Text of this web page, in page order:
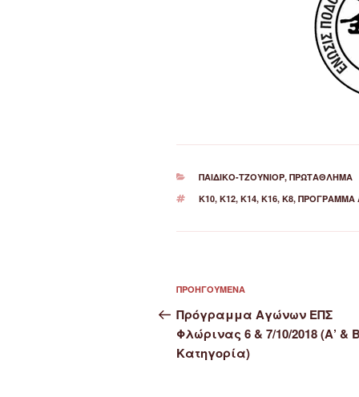
ΚΑΤΗΓΟΡΊΕΣ
ΠΑΙΔΙΚΌ-ΤΖΟΎΝΙΟΡ, ΠΡΩΤΆΘΛΗΜΑ
ΕΤΙΚΈΤΕΣ
Κ10, Κ12, Κ14, Κ16, Κ8, ΠΡΌΓΡΑΜΜΑ
Πλοήγηση
άρθρων
Προηγούμενο
άρθρο
ΠΡΟΗΓΟΎΜΕΝΑ
Πρόγραμμα Αγώνων ΕΠΣ
Φλώρινας 6 & 7/10/2018 (Α’ &
Κατηγορία)